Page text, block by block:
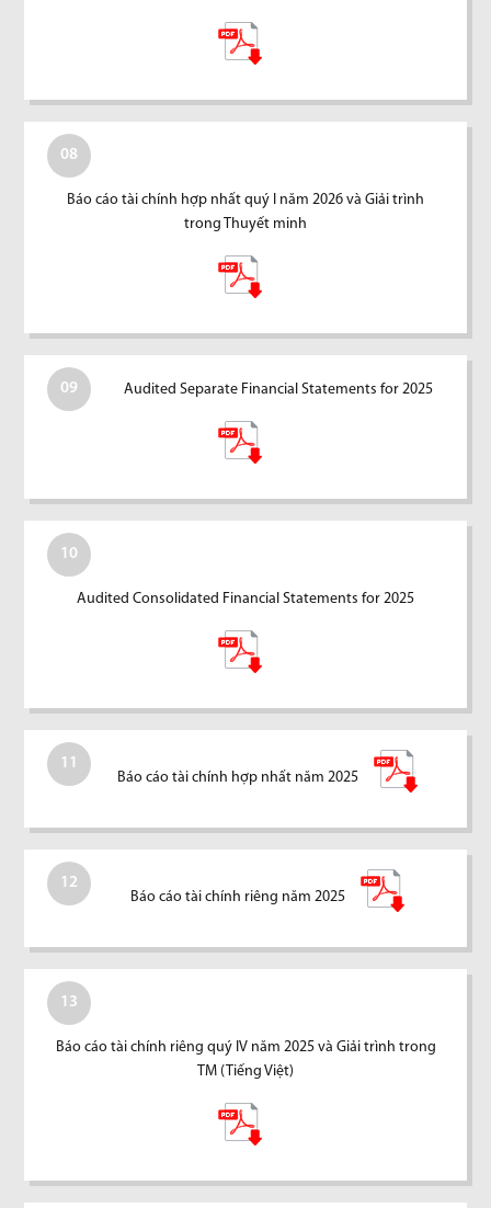
08
Báo cáo tài chính hợp nhất quý I năm 2026 và Giải trình
trong Thuyết minh
09 Audited Separate Financial Statements for 2025
10
Audited Consolidated Financial Statements for 2025
11
Báo cáo tài chính hợp nhất năm 2025
12
Báo cáo tài chính riêng năm 2025
13
Báo cáo tài chính riêng quý IV năm 2025 và Giải trình trong
TM (Tiếng Việt)